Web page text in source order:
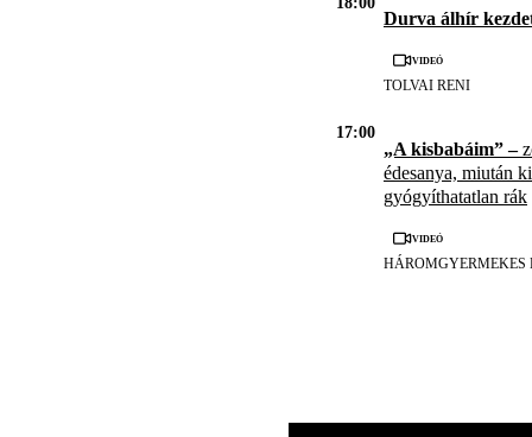
Durva álhír
Videó
TOLVAI RENI
17:00
„A kisbabáim” –
édesanya, miután
gyógyíthatatlan rák
Videó
HÁROMGYERMEKES